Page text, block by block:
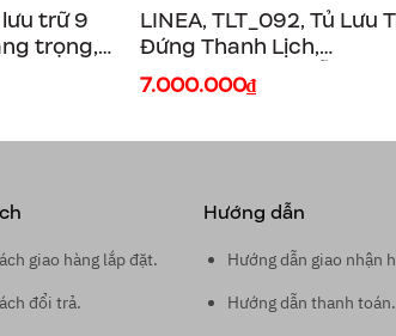
lưu trữ 9
trọng,
phủ
trên cao
LINEA, TLT_092, Tủ Lưu
Đứng Thanh Lịch,
60x40x100cm, Gỗ
Phủ Veneer, Nội Thất Nhà
7.000.000₫
giao hàng lắp đặt.
đổi trả.
Hướng dẫn
Hướng dẫn giao nhận
Hướng dẫn thanh toán.